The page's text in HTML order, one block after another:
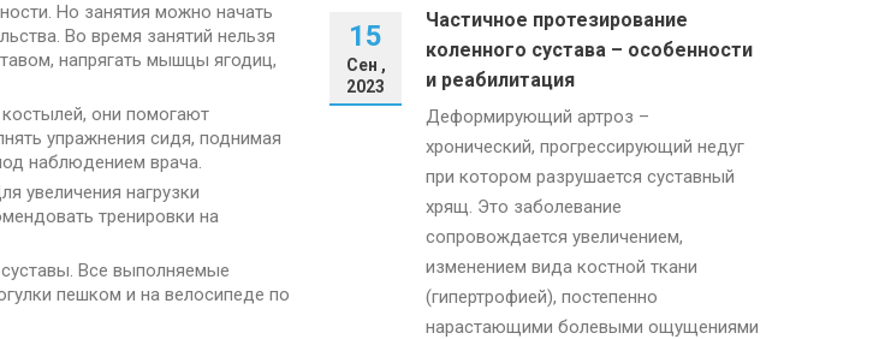
Но занятия можно начать
Во время занятий нельзя
напрягать мышцы ягодиц,
они помогают
упражнения сидя, поднимая
наблюдением врача.
увеличения нагрузки
тренировки на
Все выполняемые
пешком и на велосипеде по
15
Сен ,
2023
Частичное протезирование
коленного сустава – особенности
и реабилитация
Деформирующий артроз –
хронический, прогрессирующий недуг
при котором разрушается суставный
хрящ. Это заболевание
сопровождается увеличением,
изменением вида костной ткани
(гипертрофией), постепенно
нарастающими болевыми ощущениями